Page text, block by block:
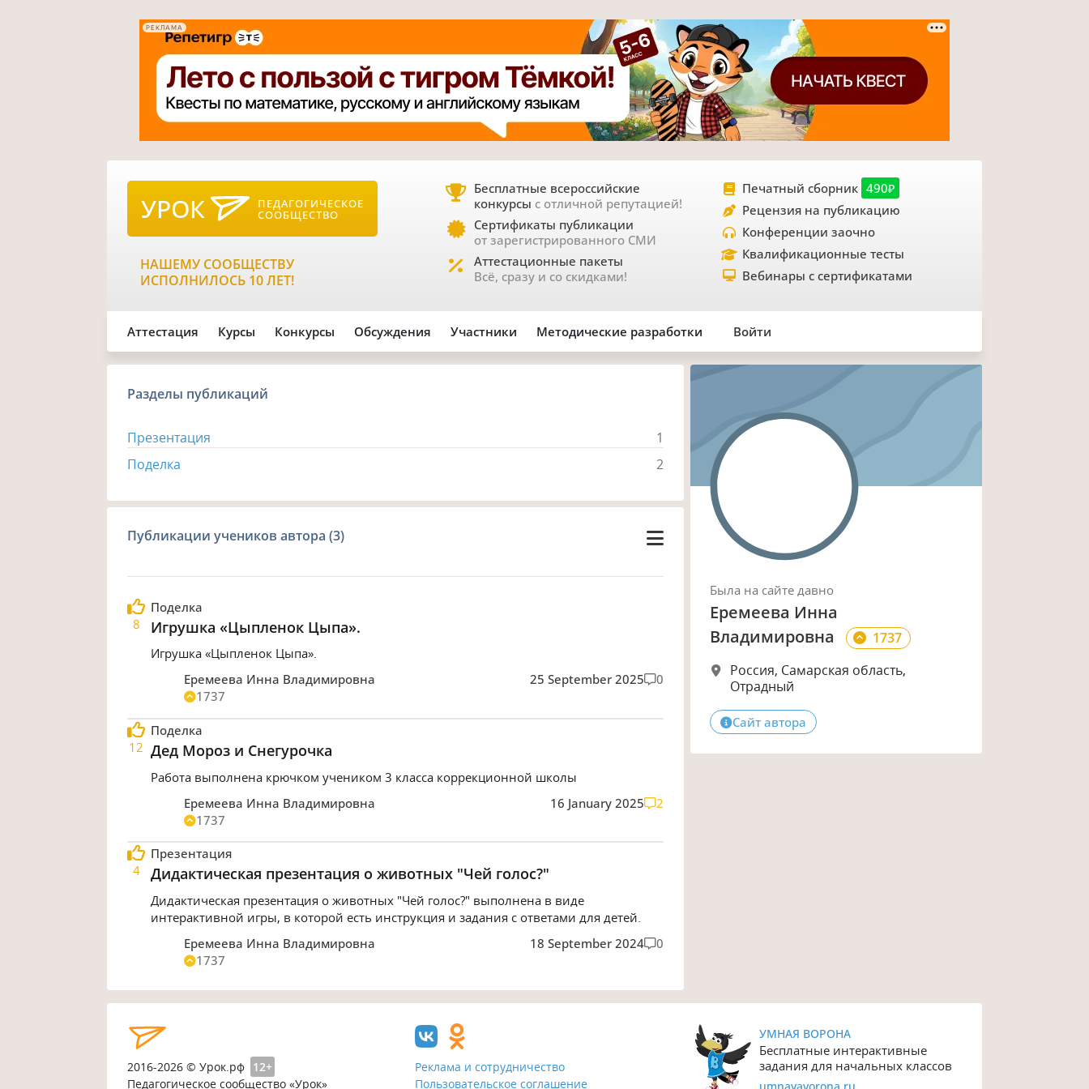
РЕКЛАМА
УРОК ПЕДАГОГИЧЕСКОЕ
СООБЩЕСТВО
НАШЕМУ СООБЩЕСТВУ
ИСПОЛНИЛОСЬ 10 ЛЕТ!
Бесплатные всероссийские
конкурсы с отличной репутацией!
Сертификаты публикации
от зарегистрированного СМИ
Аттестационные пакеты
Всё, сразу и со скидками!
Печатный сборник 490₽
Рецензия на публикацию
Конференции заочно
Квалификационные тесты
Вебинары с сертификатами
Аттестация Курсы Конкурсы Обсуждения Участники Методические разработки Войти
Разделы публикаций
Презентация
1
Поделка
2
Публикации учеников автора (3)
8
Поделка
Игрушка «Цыпленок Цыпа».
Игрушка «Цыпленок Цыпа».
Еремеева Инна Владимировна
1737
25 September 2025 0
12
Поделка
Дед Мороз и Снегурочка
Работа выполнена крючком учеником 3 класса коррекционной школы
Еремеева Инна Владимировна
1737
16 January 2025 2
4
Презентация
Дидактическая презентация о животных "Чей голос?"
Дидактическая презентация о животных "Чей голос?" выполнена в виде
интерактивной игры, в которой есть инструкция и задания с ответами для детей.
Еремеева Инна Владимировна
1737
18 September 2024 0
Была на сайте давно
Еремеева Инна
Владимировна
1737
Россия, Самарская область,
Отрадный
Сайт автора
2016-2026 © Урок.рф 12+
Педагогическое сообщество «Урок»
Реклама и сотрудничество
Пользовательское соглашение
УМНАЯ ВОРОНА
Бесплатные интерактивные
задания для начальных классов